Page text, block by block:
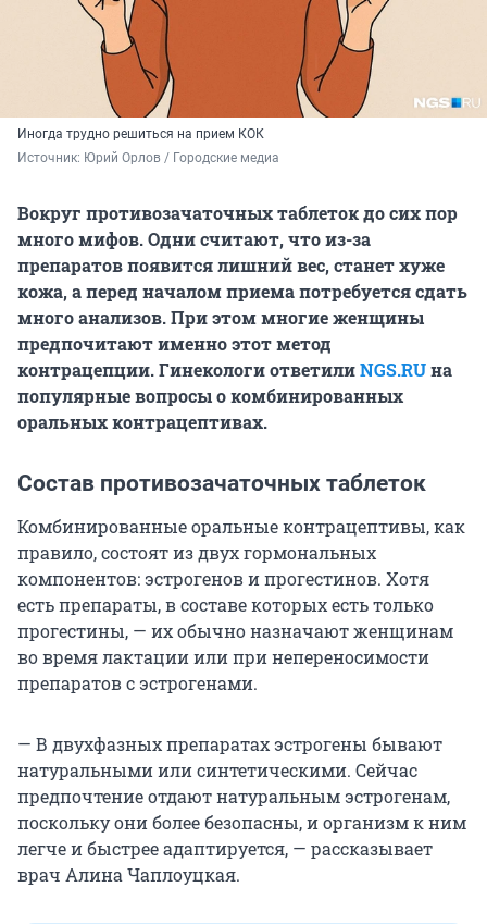
Иногда трудно решиться на прием КОК
Источник: Юрий Орлов / Городские медиа
Вокруг противозачаточных таблеток до сих пор
много мифов. Одни считают, что из-за
препаратов появится лишний вес, станет хуже
кожа, а перед началом приема потребуется сдать
много анализов. При этом многие женщины
предпочитают именно этот метод
контрацепции. Гинекологи ответилиNGS.RUна
популярные вопросы о комбинированных
оральных контрацептивах.
Состав противозачаточных таблеток
Комбинированные оральные контрацептивы, как
правило, состоят из двух гормональных
компонентов: эстрогенов и прогестинов. Хотя
есть препараты, в составе которых есть только
прогестины, — их обычно назначают женщинам
во время лактации или при непереносимости
препаратов с эстрогенами.
— В двухфазных препаратах эстрогены бывают
натуральными или синтетическими. Сейчас
предпочтение отдают натуральным эстрогенам,
поскольку они более безопасны, и организм к ним
легче и быстрее адаптируется, — рассказывает
врач Алина Чаплоуцкая.